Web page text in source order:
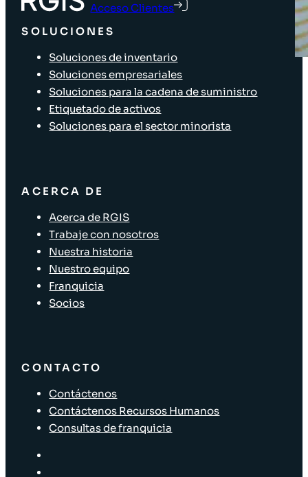
Acceso Clientes
SOLUCIONES
Soluciones de inventario
Soluciones empresariales
Soluciones para la cadena de suministro
Etiquetado de activos
Soluciones para el sector minorista
ACERCA DE
Acerca de RGIS
Trabaje con nosotros
Nuestra historia
Nuestro equipo
Franquicia
Socios
CONTACTO
Contáctenos
Contáctenos Recursos Humanos
Consultas de franquicia